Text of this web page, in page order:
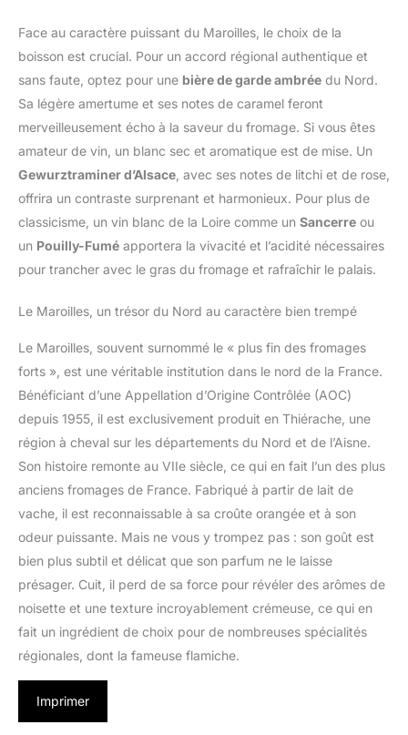
Face au caractère puissant du Maroilles, le choix de la
boisson est crucial. Pour un accord régional authentique et
sans faute, optez pour une bière de garde ambrée du Nord.
Sa légère amertume et ses notes de caramel feront
merveilleusement écho à la saveur du fromage. Si vous êtes
amateur de vin, un blanc sec et aromatique est de mise. Un
Gewurztraminer d’Alsace , avec ses notes de litchi et de rose,
offrira un contraste surprenant et harmonieux. Pour plus de
classicisme, un vin blanc de la Loire comme un Sancerre ou
un Pouilly-Fumé apportera la vivacité et l’acidité nécessaires
pour trancher avec le gras du fromage et rafraîchir le palais.
Le Maroilles, un trésor du Nord au caractère bien trempé
Le Maroilles, souvent surnommé le « plus fin des fromages
forts », est une véritable institution dans le nord de la France.
Bénéficiant d’une Appellation d’Origine Contrôlée (AOC)
depuis 1955, il est exclusivement produit en Thiérache, une
région à cheval sur les départements du Nord et de l’Aisne.
Son histoire remonte au VIIe siècle, ce qui en fait l’un des plus
anciens fromages de France. Fabriqué à partir de lait de
vache, il est reconnaissable à sa croûte orangée et à son
odeur puissante. Mais ne vous y trompez pas : son goût est
bien plus subtil et délicat que son parfum ne le laisse
présager. Cuit, il perd de sa force pour révéler des arômes de
noisette et une texture incroyablement crémeuse, ce qui en
fait un ingrédient de choix pour de nombreuses spécialités
régionales, dont la fameuse flamiche.
Imprimer